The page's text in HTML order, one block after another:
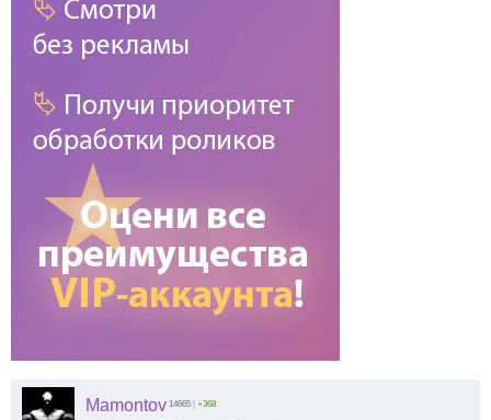
Mamontov 14665 +368